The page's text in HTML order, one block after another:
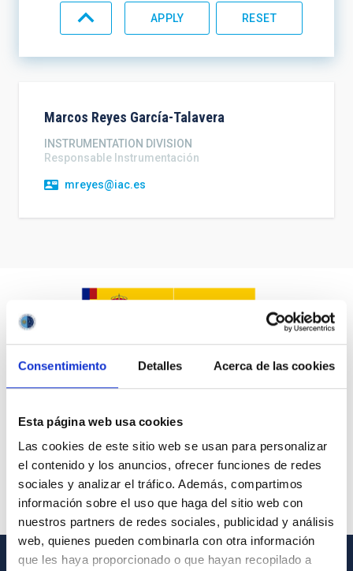
Consentimiento Detalles Acerca de las cookies
Esta página web usa cookies
Las cookies de este sitio web se usan para personalizar
el contenido y los anuncios, ofrecer funciones de redes
sociales y analizar el tráfico. Además, compartimos
información sobre el uso que haga del sitio web con
nuestros partners de redes sociales, publicidad y análisis
web, quienes pueden combinarla con otra información
que les haya proporcionado o que hayan recopilado a
Marcos Reyes García-Talavera
INSTRUMENTATION DIVISION
Responsable Instrumentación
mreyes@iac.es